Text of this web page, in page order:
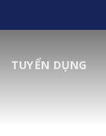
TUYỂN DỤNG